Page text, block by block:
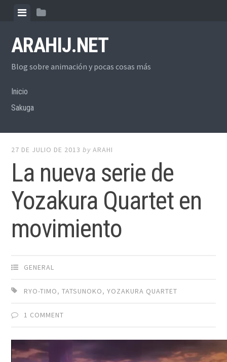
content
ViewView
ARAHIJ.NET
Blog sobre animación y pocas cosas más
Inicio
Sakuga
27 DE JULIO DE 2013 byARAHI
La nueva serie de
Yozakura Quartet en
movimiento
GENERAL
RYO-TIMO,TATSUNOKO,YOZAKURA QUARTET
1 COMMENT